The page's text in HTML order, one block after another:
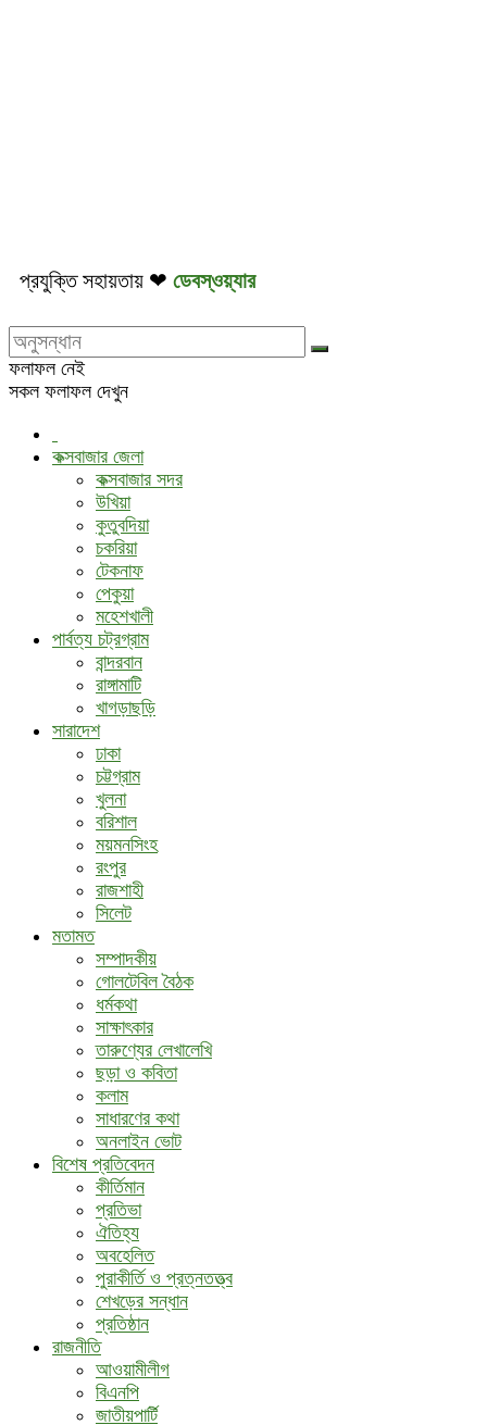
প্রযুক্তি সহায়তায় ❤ ডেবস্ওয়্যার
ফলাফল নেই
সকল ফলাফল দেখুন
কক্সবাজার জেলা
কক্সবাজার সদর
উখিয়া
কুতুবদিয়া
চকরিয়া
টেকনাফ
পেকুয়া
মহেশখালী
পার্বত্য চট্রগ্রাম
বান্দরবান
রাঙ্গামাটি
খাগড়াছড়ি
সারাদেশ
ঢাকা
চট্টগ্রাম
খুলনা
বরিশাল
ময়মনসিংহ
রংপুর
রাজশাহী
সিলেট
মতামত
সম্পাদকীয়
গোলটেবিল বৈঠক
ধর্মকথা
সাক্ষাৎকার
তারুণ্যের লেখালেখি
ছড়া ও কবিতা
কলাম
সাধারণের কথা
অনলাইন ভোট
বিশেষ প্রতিবেদন
কীর্তিমান
প্রতিভা
ঐতিহ্য
অবহেলিত
পুরাকীর্তি ও প্রত্নতত্ত্ব
শেখড়ের সন্ধান
প্রতিষ্ঠান
রাজনীতি
আওয়ামীলীগ
বিএনপি
জাতীয়পার্টি